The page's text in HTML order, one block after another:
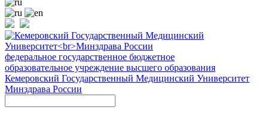
федеральное государственное бюджетное
образовательное учреждение высшего образования
Кемеровский Государственный Медицинский Университет
Минздрава России